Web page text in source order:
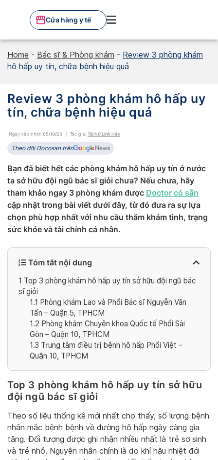
Cửa hàng y tế
Home - Bác sĩ & Phòng khám - Review 3 phòng khám
hô hấp uy tín, chữa bệnh hiệu quả
Review 3 phòng khám hô hấp uy
tín, chữa bệnh hiệu quả
Ngày cập nhật: 05/10/23 Tác giả: Tài Nữ Linh Hảo
Theo dõi Docosan trên
Bạn đã biết hết các phòng khám hô hấp uy tín ở nước
ta sở hữu đội ngũ bác sĩ giỏi chưa? Nếu chưa, hãy
tham khảo ngay 3 phòng khám được Doctor có sẵn
cập nhật trong bài viết dưới đây, từ đó đưa ra sự lựa
chọn phù hợp nhất với nhu cầu thăm khám tình, trạng
sức khỏe và tài chính cá nhân.
Tóm tắt nội dung
1 Top 3 phòng khám hô hấp uy tín sở hữu đội ngũ bác
sĩ giỏi
1.1 Phòng khám Lao và Phổi Bác sĩ Nguyễn Văn
Tẩn – Quận 5, TPHCM
1.2 Phòng khám Chuyên khoa Quốc tế Phổi Sài
Gòn – Quận 10, TPHCM
1.3 Trung tâm điều trị bệnh hô hấp Phổi Việt –
Quận 10, TPHCM
Top 3 phòng khám hô hấp uy tín sở hữu
đội ngũ bác sĩ giỏi
Theo số liệu thống kê mới nhất cho thấy, số lượng bệnh
nhân mắc bệnh bệnh về đường hô hấp ngày càng gia
tăng. Đối tượng được ghi nhận nhiều nhất là trẻ sơ sinh
và trẻ nhỏ. Nguyên nhân chính là do khí hậu nhiệt đới